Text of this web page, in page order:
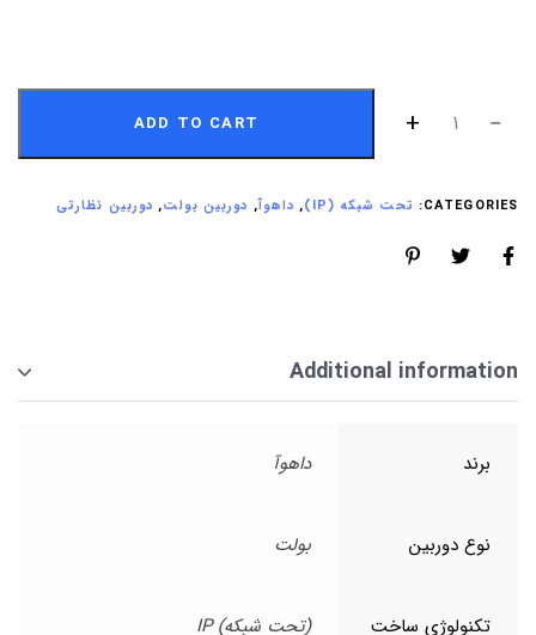
ADD TO CART
CATEGORIES: تحت شبکه (IP) , داهوآ, دوربین بولت, دوربین نظارتی
Additional information
برند داهوآ
نوع دوربین بولت
تکنولوژی ساخت (تحت شبکه) IP